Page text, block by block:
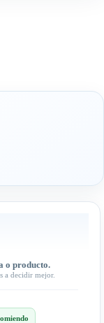
o producto.
a decidir mejor.